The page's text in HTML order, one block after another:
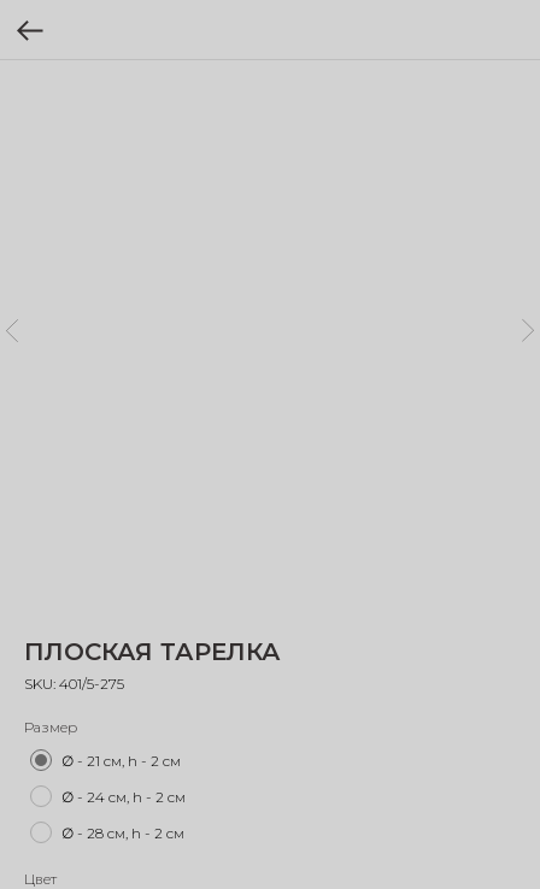
ПЛОСКАЯ ТАРЕЛКА
SKU: 401/5-275
Размер
∅ - 21 см, h - 2 см
∅ - 24 см, h - 2 см
∅ - 28 см, h - 2 см
Цвет